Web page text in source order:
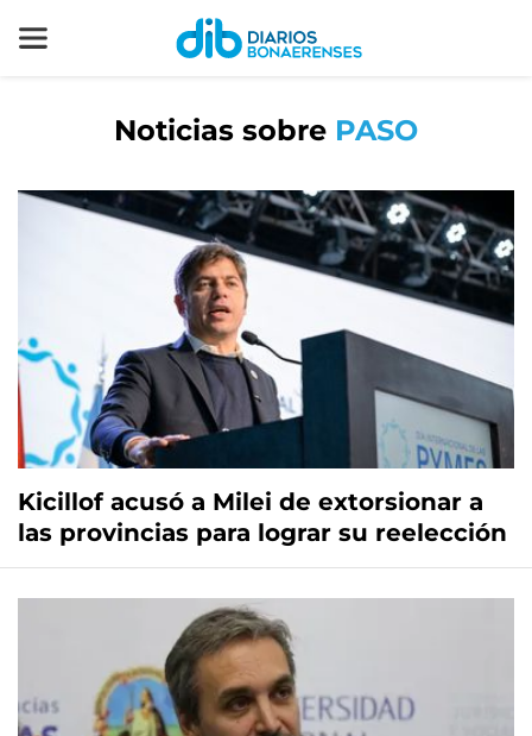
Noticias sobre PASO
Kicillof acusó a Milei de extorsionar a
las provincias para lograr su reelección